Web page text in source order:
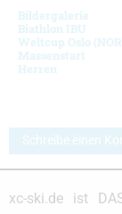
Bildergalerie
Biathlon IBU
Weltcup Oslo
Massenstart
Herren
Schreibe einen
xc-ski.de ist